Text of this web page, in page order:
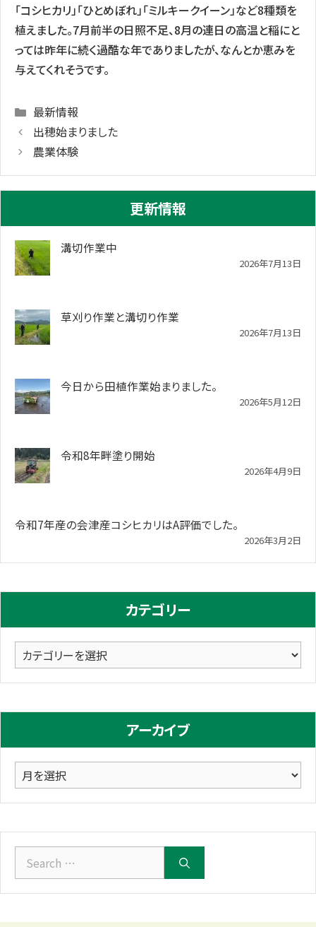
「コシヒカリ」「ひとめぼれ」「ミルキークイーン」など8種類を
植えました。7月前半の日照不足、8月の連日の高温と稲にと
っては昨年に続く過酷な年でありましたが、なんとか恵みを
与えてくれそうです。
Categories
最新情報
出穂始まりました
農業体験
更新情報
溝切作業中
2026年7月13日
草刈り作業と溝切り作業
2026年7月13日
今日から田植作業始まりました。
2026年5月12日
令和8年畔塗り開始
2026年4月9日
令和7年産の会津産コシヒカリはA評価でした。
2026年3月2日
カテゴリー
カ
テ
リ
アーカイブ
ア
ー
イ
ブSearch
for: